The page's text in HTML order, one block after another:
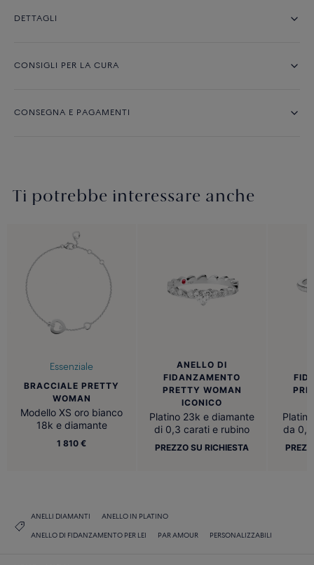
DETTAGLI
CONSIGLI PER LA CURA
CONSEGNA E PAGAMENTI
Ti potrebbe interessare anche
Essenziale
BRACCIALE PRETTY
WOMAN
Modello XS oro bianco
18k e diamante
1 810 €
ANELLO DI
FIDANZAMENTO
PRETTY WOMAN
ICONICO
Platino 23k e diamante
di 0,3 carati e rubino
PREZZO SU RICHIESTA
da
ANELLI DIAMANTI ANELLO IN PLATINO
ANELLO DI FIDANZAMENTO PER LEI PAR AMOUR PERSONALIZZABILI